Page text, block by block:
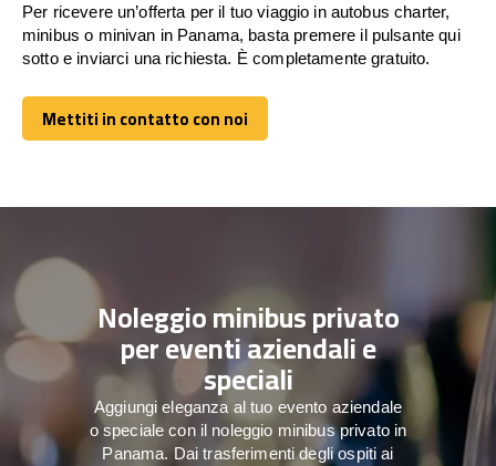
Per ricevere un’offerta per il tuo viaggio in autobus charter,
minibus o minivan in Panama, basta premere il pulsante qui
sotto e inviarci una richiesta. È completamente gratuito.
Mettiti in contatto con noi
Mettiti in contatto con noi
Noleggio minibus privato
per eventi aziendali e
speciali
Aggiungi eleganza al tuo evento aziendale
o speciale con il noleggio minibus privato in
Panama. Dai trasferimenti degli ospiti ai